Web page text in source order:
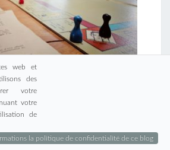
dans la vieille édition belge du
web et
des
votre
votre
de
la politique de confidentialité de ce blog